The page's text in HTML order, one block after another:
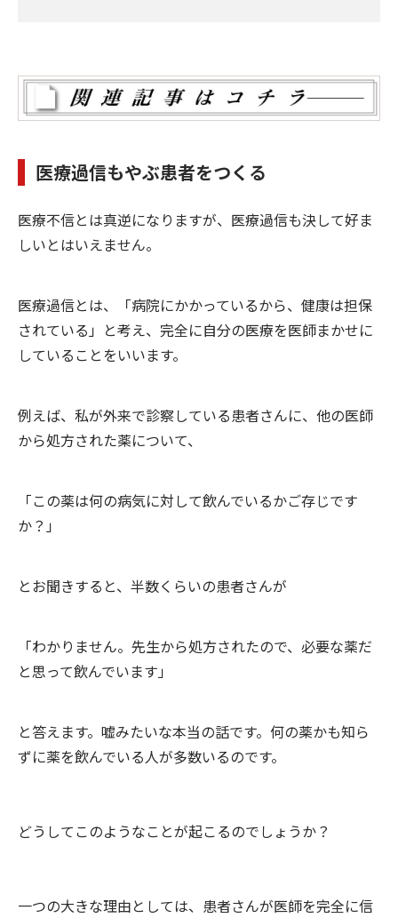
医療過信もやぶ患者をつくる
医療不信とは真逆になりますが、医療過信も決して好ま
しいとはいえません。
医療過信とは、「病院にかかっているから、健康は担保
されている」と考え、完全に自分の医療を医師まかせに
していることをいいます。
例えば、私が外来で診察している患者さんに、他の医師
から処方された薬について、
「この薬は何の病気に対して飲んでいるかご存じです
か？」
とお聞きすると、半数くらいの患者さんが
「わかりません。先生から処方されたので、必要な薬だ
と思って飲んでいます」
と答えます。嘘みたいな本当の話です。何の薬かも知ら
ずに薬を飲んでいる人が多数いるのです。
どうしてこのようなことが起こるのでしょうか？
一つの大きな理由としては、患者さんが医師を完全に信